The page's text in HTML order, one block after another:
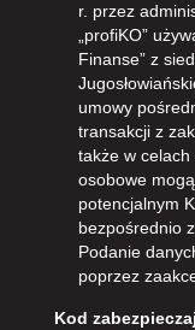
r. przez
„profiKO”
Finanse” z
umowy
transakcji z
także w
osobowe
potencjalnym
bezpośrednio
Podanie
poprzez
Kod